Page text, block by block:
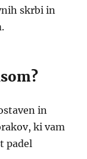
skrbi in
in
ki vam
padel